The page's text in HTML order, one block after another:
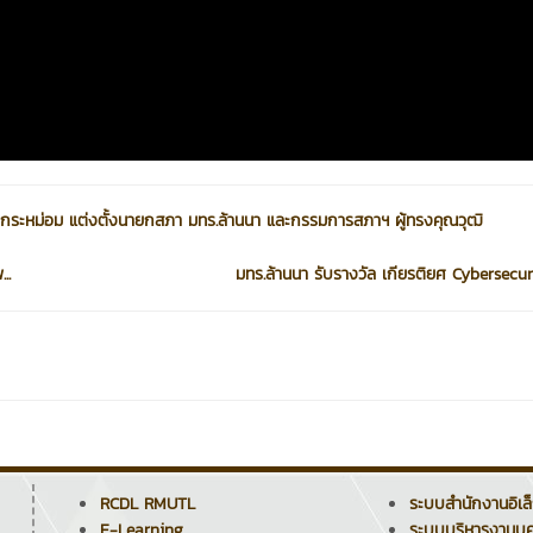
ระหม่อม แต่งตั้งนายกสภา มทร.ล้านนา และกรรมการสภาฯ ผู้ทรงคุณวุฒิ
มทร.ล้านนา รับรางวัล เกียรติยศ
RCDL RMUTL
ระบบสำนักงานอิเ